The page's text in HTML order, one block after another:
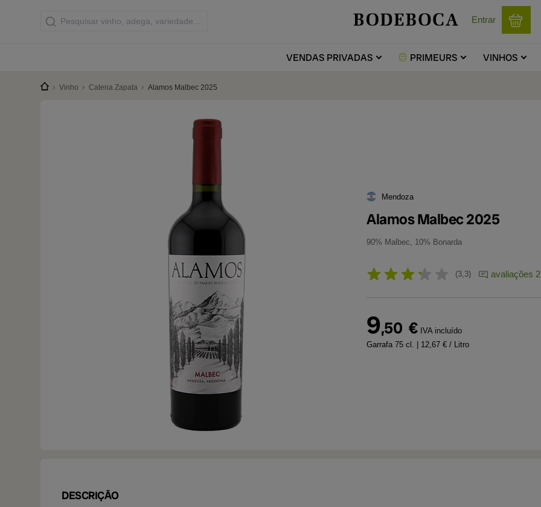
Entrar
VENDASPRIVADAS PRIMEURS VINHOS
Vinho Catena Zapata Alamos Malbec 2025
Mendoza
Alamos Malbec 2025
90% Malbec, 10% Bonarda
3,3 avaliações 2
9,50 € IVA incluído
Garrafa 75 cl. | 12,67 € / Litro
DESCRIÇÃO